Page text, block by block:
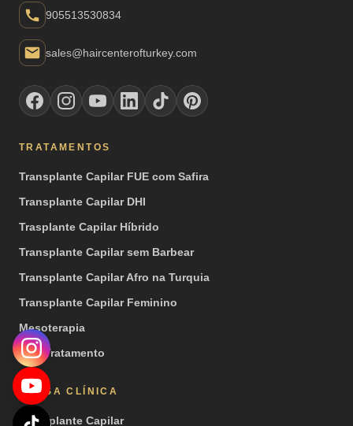
905513530834
sales@haircenterofturkey.com
TRATAMENTOS
Transplante Capilar FUE com Safira
Transplante Capilar DHI
Trasplante Capilar Híbrido
Transplante Capilar sem Barbear
Transplante Capilar Afro na Turquia
Transplante Capilar Feminino
Mesoterapia
PRP Tratamento
NOSSA CLÍNICA
Transplante Capilar